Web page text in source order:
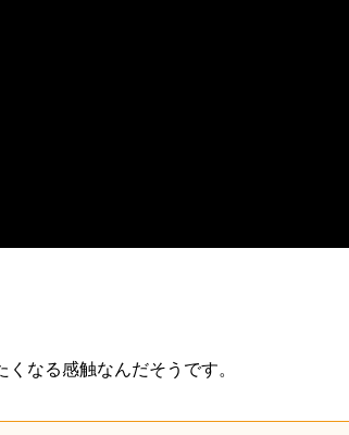
なる感触なんだそうです。